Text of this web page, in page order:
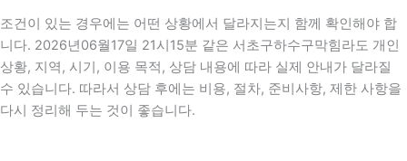
조건이 있는 경우에는 어떤 상황에서 달라지는지 함께 확인해야 합
니다. 2026년06월17일 21시15분 같은 서초구하수구막힘라도 개인
상황, 지역, 시기, 이용 목적, 상담 내용에 따라 실제 안내가 달라질
수 있습니다. 따라서 상담 후에는 비용, 절차, 준비사항, 제한 사항을
다시 정리해 두는 것이 좋습니다.